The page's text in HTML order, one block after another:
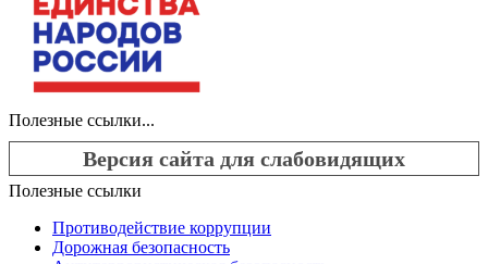
Полезные ссылки...
Версия сайта для слабовидящих
Полезные ссылки
Противодействие коррупции
Дорожная безопасность